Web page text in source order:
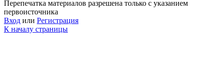
Перепечатка материалов разрешена только с указанием
первоисточника
Вход или Регистрация
К началу страницы